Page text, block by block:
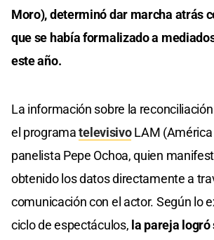
Moro), determinó dar marcha atrás
que se había formalizado a
este año.
La información sobre la
el programatelevisivoLAM (América
panelista Pepe Ochoa, quien
obtenido los datos directamente a
comunicación con el actor. Según lo
ciclo de espectáculos, la pareja